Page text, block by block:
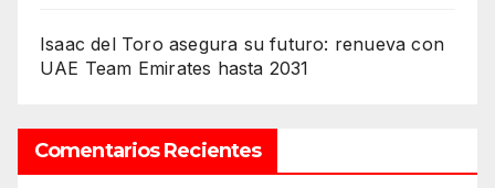
Isaac del Toro asegura su futuro: renueva con
UAE Team Emirates hasta 2031
Comentarios Recientes